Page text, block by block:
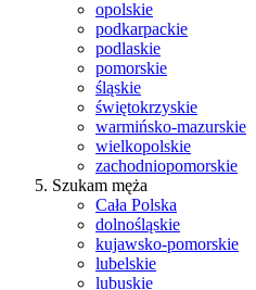
opolskie
podkarpackie
podlaskie
pomorskie
śląskie
świętokrzyskie
warmińsko-mazurskie
wielkopolskie
zachodniopomorskie
Szukam męża
Cała Polska
dolnośląskie
kujawsko-pomorskie
lubelskie
lubuskie